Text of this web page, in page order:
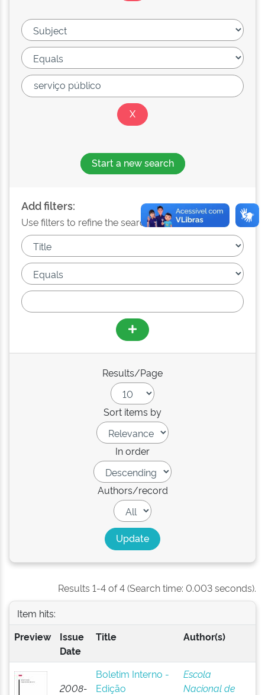
Start a new search
Add filters:
Use filters to refine the search results.
Results/Page
Sort items by
In order
Authors/record
Results 1-4 of 4 (Search time: 0.003 seconds).
Item hits:
Preview
Issue
Date
Title Author(s)
2008-
Boletim Interno -
Edição
Escola
Nacional de